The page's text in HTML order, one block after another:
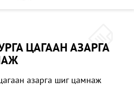
ЦАГААН АЗАРГА
азарга шиг цамнаж